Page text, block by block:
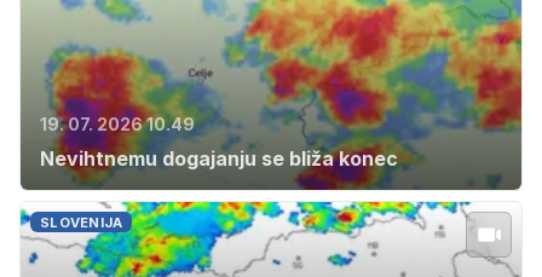
19. 07. 2026 10.49
Nevihtnemu dogajanju se bliža konec
SLOVENIJA